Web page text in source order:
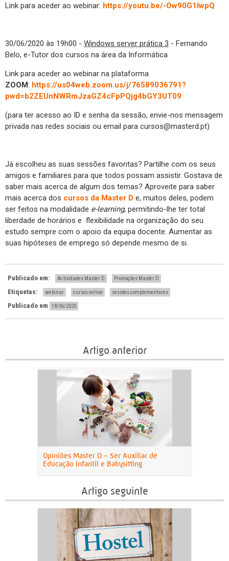
Link para aceder ao webinar: https://youtu.be/-Ow90G1lwpQ
30/06/2020 às 19h00 - Windows server prática 3 - Fernando
Belo, e-Tutor dos cursos na área da Informática
Link para aceder ao webinar na plataforma
ZOOM: https://us04web.zoom.us/j/76589036791?
pwd=b2ZEUnNWRmJzaGZ4cFpPQjg4bGY3UT09
(para ter acesso ao ID e senha da sessão, envie-nos mensagem
privada nas redes sociais ou email para cursos@masterd.pt)
Já escolheu as suas sessões favoritas? Partilhe com os seus
amigos e familiares para que todos possam assistir. Gostava de
saber mais acerca de algum dos temas? Aproveite para saber
mais acerca dos cursos da Master D e, muitos deles, podem
ser feitos na modalidade e-learning, permitindo-lhe ter total
liberdade de horários e flexibilidade na organização do seu
estudo sempre com o apoio da equipa docente. Aumentar as
suas hipóteses de emprego só depende mesmo de si.
Publicado em: Actividades Master D Promoções Master D
Etiquetas: webinar cursos online sessões complementares
Publicado em 18/06/2020
Artigo anterior
Opiniões Master D – Ser Auxiliar de
Educação Infantil e Babysitting
Artigo seguinte